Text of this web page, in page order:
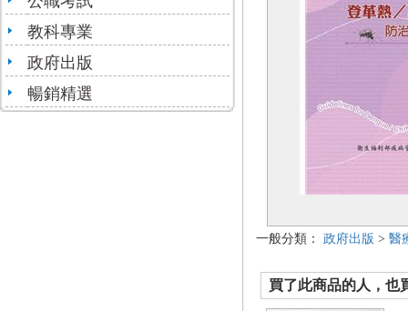
教科專業
政府出版
暢銷精選
一般分類： 政府出版 > 醫
買了此商品的人，也